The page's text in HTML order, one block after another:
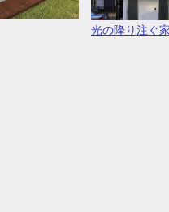
光の降り注ぐ